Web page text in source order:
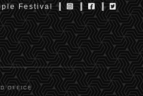
Festival
OFFICE